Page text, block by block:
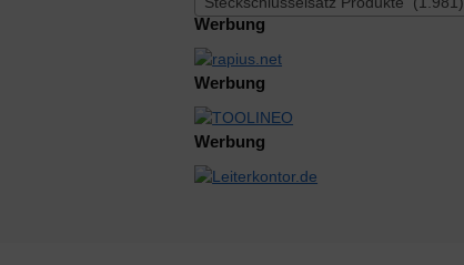
Werbung
Werbung
Werbung